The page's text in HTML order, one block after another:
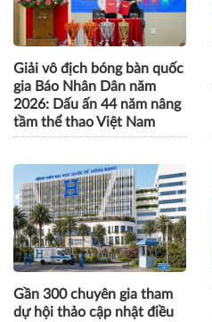
Giải vô địch bóng bàn quốc
gia Báo Nhân Dân năm
2026: Dấu ấn 44 năm nâng
tầm thể thao Việt Nam
Gần 300 chuyên gia tham
dự hội thảo cập nhật điều